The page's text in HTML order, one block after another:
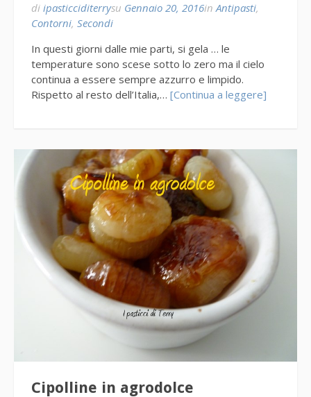
di ipasticciditerrysu Gennaio 20, 2016inAntipasti,
Contorni, Secondi
In questi giorni dalle mie parti, si gela … le
temperature sono scese sotto lo zero ma il cielo
continua a essere sempre azzurro e limpido.
Rispetto al resto dell’Italia,… [Continua a leggere]
Cipolline in agrodolce